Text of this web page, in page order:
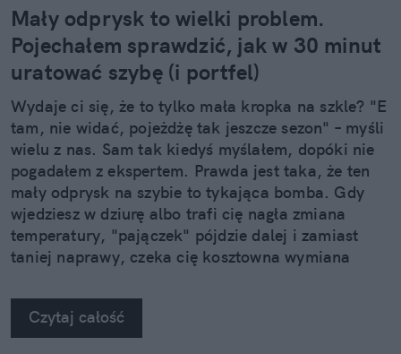
Mały odprysk to wielki problem.
Pojechałem sprawdzić, jak w 30 minut
uratować szybę (i portfel)
Wydaje ci się, że to tylko mała kropka na szkle? "E
tam, nie widać, pojeżdżę tak jeszcze sezon" – myśli
wielu z nas. Sam tak kiedyś myślałem, dopóki nie
pogadałem z ekspertem. Prawda jest taka, że ten
mały odprysk na szybie to tykająca bomba. Gdy
wjedziesz w dziurę albo trafi cię nagła zmiana
temperatury, "pajączek" pójdzie dalej i zamiast
taniej naprawy, czeka cię kosztowna wymiana
na własne oczy zobaczyć, jak profesjonaliści radzą
sobie z takimi uszkodzeniami.
Czytaj całość